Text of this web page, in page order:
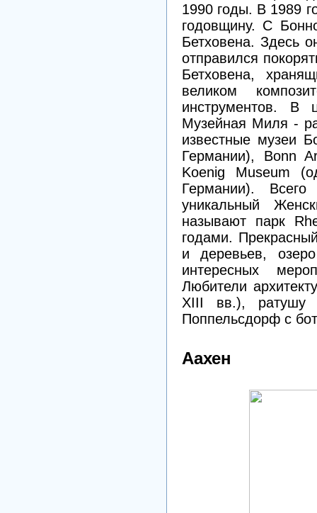
1990 годы. В 1989
годовщину. С
Бетховена. Здесь
отправился
Бетховена,
великом
инструментов. В
Музейная Миля -
известные музеи
Германии), Bonn
Koenig Museum
Германии).
уникальный
называют парк
годами.
и деревьев,
интересных
Любители
XIII вв.), ратушу
Поппельсдорф с
Аахен